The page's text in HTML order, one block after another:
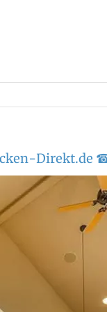
Direkt.de